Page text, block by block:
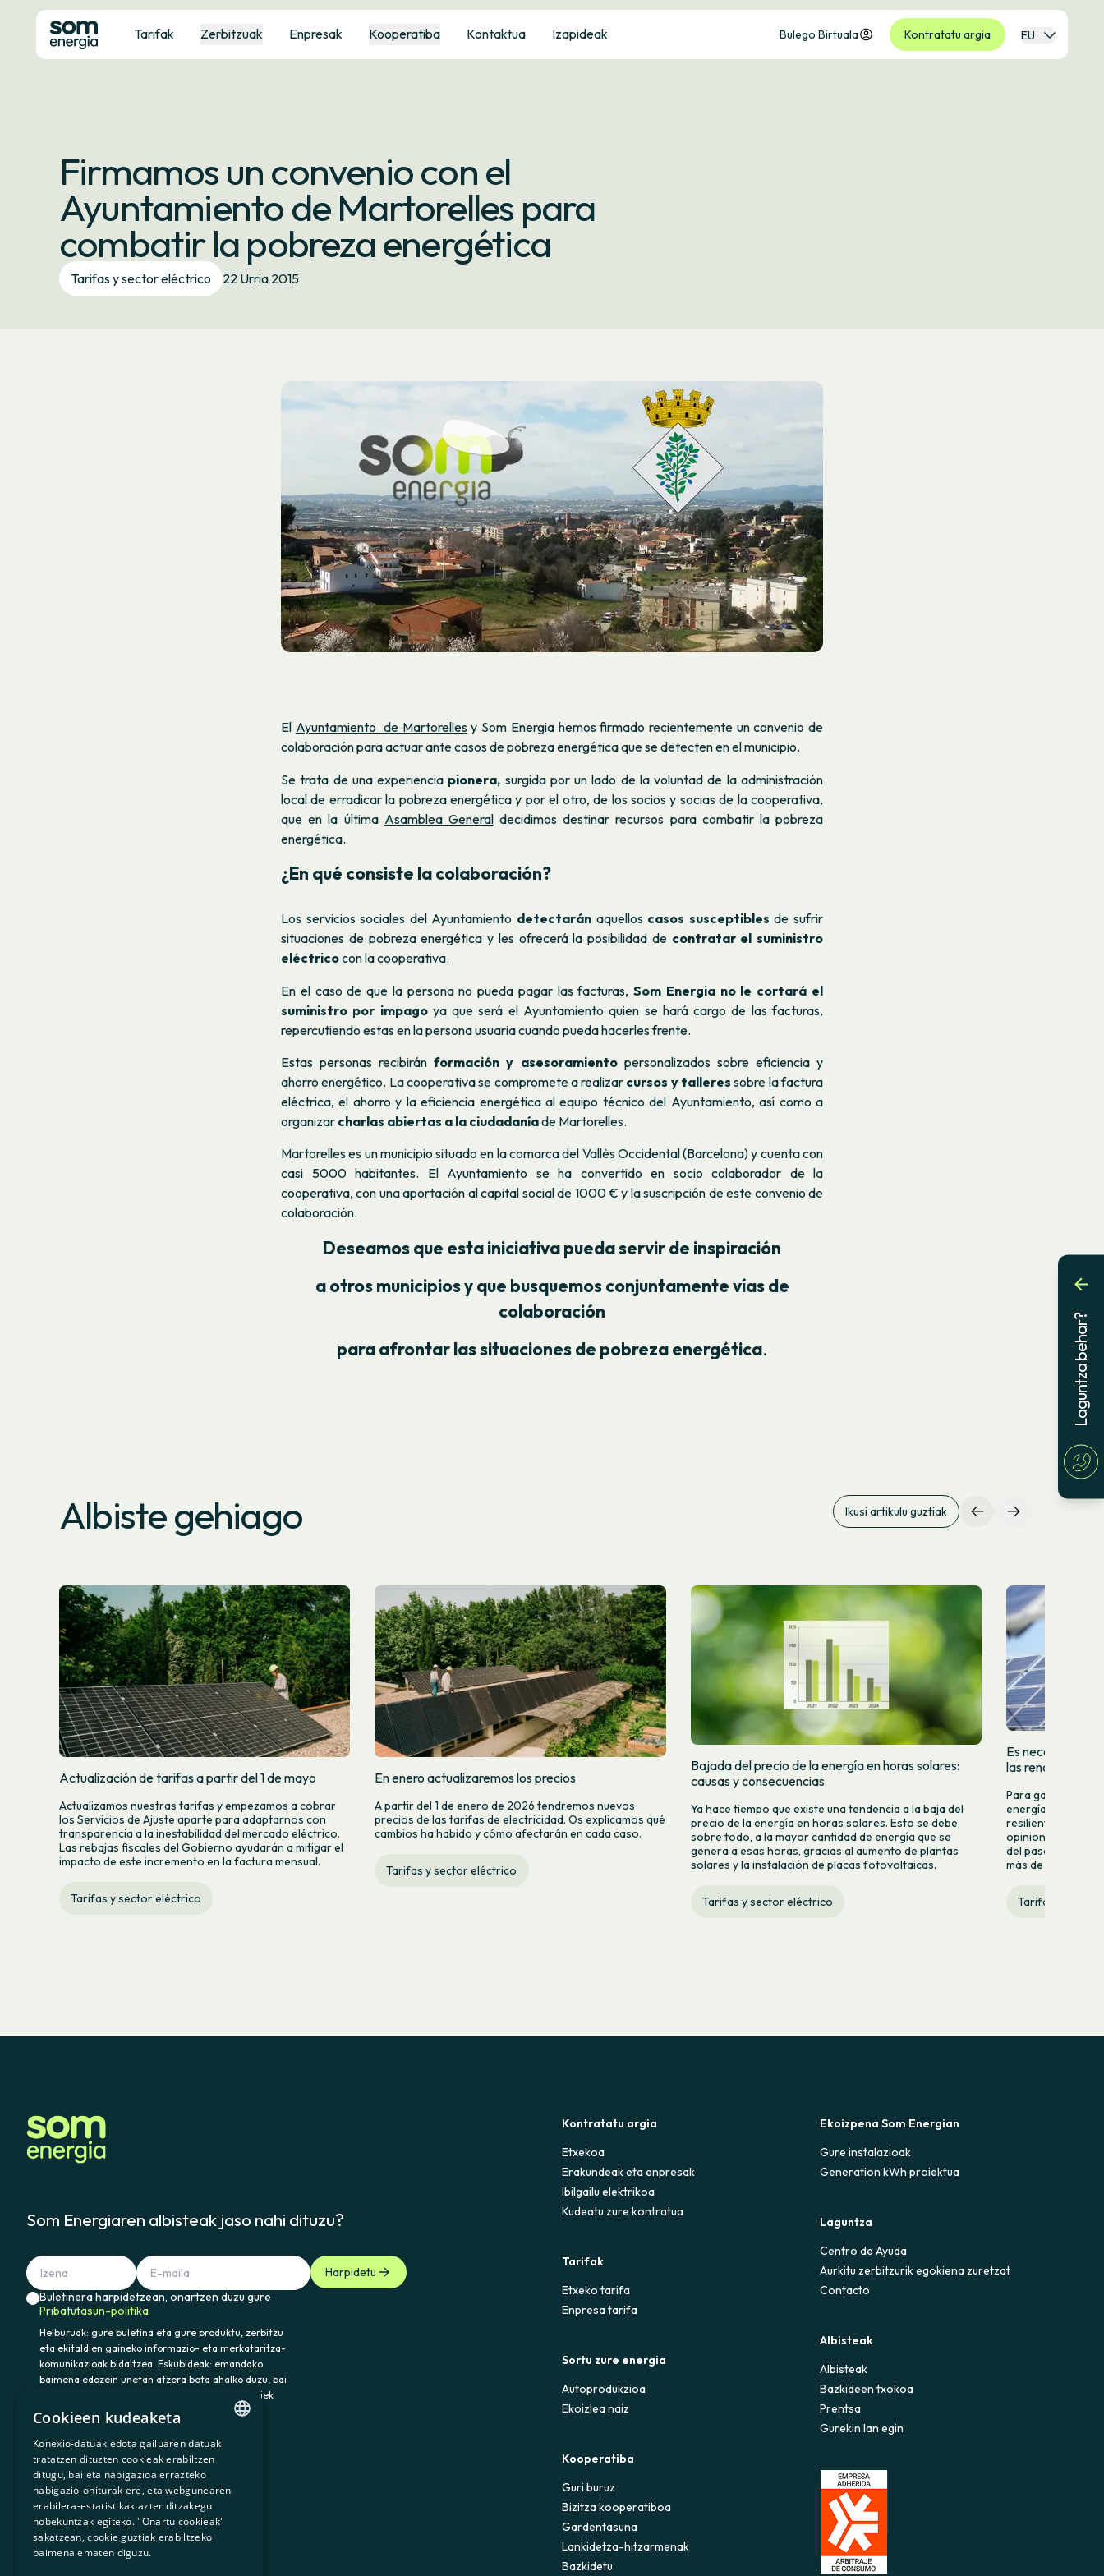
Tarifak Zerbitzuak Enpresak Kooperatiba Kontaktua Izapideak Bulego Birtuala Kontratatu argia EU
Firmamos un convenio con el
Ayuntamiento de Martorelles para
combatir la pobreza energética
Tarifas y sector eléctrico 22 Urria 2015
El Ayuntamiento de Martorellesy Som Energia hemos firmado recientemente un convenio de
colaboración para actuar ante casos de pobreza energética que se detecten en el municipio.
Se trata de una experiencia pionera, surgida por un lado de la voluntad de la administración
local de erradicar la pobreza energética y por el otro, de los socios y socias de la cooperativa,
que en la última Asamblea Generaldecidimos destinar recursos para combatir la pobreza
energética.
¿En qué consiste la colaboración?
Los servicios sociales del Ayuntamiento detectarán aquellos casos susceptibles de sufrir
situaciones de pobreza energética y les ofrecerá la posibilidad de contratar el suministro
eléctricocon la cooperativa.
En el caso de que la persona no pueda pagar las facturas,Som Energia no le cortará el
suministro por impagoya que será el Ayuntamiento quien se hará cargo de las facturas,
repercutiendo estas en la persona usuaria cuando pueda hacerles frente.
Estas personas recibiránformación y asesoramientopersonalizados sobre eficiencia y
ahorro energético. La cooperativa se compromete a realizar cursos y talleres sobre la factura
eléctrica, el ahorro y la eficiencia energética al equipo técnico del Ayuntamiento, así como a
organizar charlas abiertas a la ciudadaníade Martorelles.
Martorelles es un municipio situado en la comarca del Vallès Occidental (Barcelona) y cuenta con
casi 5000 habitantes. El Ayuntamiento se ha convertido en socio colaborador de la
cooperativa, con una aportación al capital social de 1000 € y la suscripción de este convenio de
colaboración.
Deseamos que esta iniciativa pueda servir de inspiración
a otros municipios y que busquemos conjuntamente vías de
colaboración
para afrontar las situaciones de pobreza energética.
Albiste gehiago Ikusi artikulu guztiak
Actualización de tarifas a partir del 1 de mayo
Actualizamos nuestras tarifas y empezamos a cobrar
los Servicios de Ajuste aparte para adaptarnos con
transparencia a la inestabilidad del mercado eléctrico.
Las rebajas fiscales del Gobierno ayudarán a mitigar el
impacto de este incremento en la factura mensual.
Tarifas y sector eléctrico
En enero actualizaremos los precios
A partir del 1 de enero de 2026 tendremos nuevos
precios de las tarifas de electricidad. Os explicamos qué
cambios ha habido y cómo afectarán en cada caso.
Tarifas y sector eléctrico
Bajada del precio de la energía en horas solares:
causas y consecuencias
Ya hace tiempo que existe una tendencia a la baja del
precio de la energía en horas solares. Esto se debe,
sobre todo, a la mayor cantidad de energía que se
genera a esas horas, gracias al aumento de plantas
solares y la instalación de placas fotovoltaicas.
Tarifas y sector eléctrico
Es necesario
las renovables
Para garantizar
energía
resiliente,
opiniones y
del pasado lunes
más de quince
Tarifas y sector
Som Energiaren albisteak jaso nahi dituzu?
Harpidetu
Buletinera harpidetzean, onartzen duzu gure
Pribatutasun-politika
Helburuak: gure buletina eta gure produktu, zerbitzu
eta ekitaldien gaineko informazio- eta merkataritza-
komunikazioak bidaltzea. Eskubideak: emandako
baimena edozein unetan atzera bota ahalko duzu, bai
eta datuak atzitu, zuzendu eta ezabatu ere. Horiek
eta gainerako eskubideak baliatzeko idatzi
somenergia@delegado-datos.com helbidera.
Informazio osagarria: Pribatutasun-politika
900 103 605
Kontratatu argia
Etxekoa
Erakundeak eta enpresak
Ibilgailu elektrikoa
Kudeatu zure kontratua
Tarifak
Etxeko tarifa
Enpresa tarifa
Sortu zure energia
Autoprodukzioa
Ekoizlea naiz
Kooperatiba
Guri buruz
Bizitza kooperatiboa
Gardentasuna
Lankidetza-hitzarmenak
Bazkidetu
Ekoizpena Som Energian
Gure instalazioak
Generation kWh proiektua
Laguntza
Centro de Ayuda
Aurkitu zerbitzurik egokiena zuretzat
Contacto
Albisteak
Albisteak
Bazkideen txokoa
Prentsa
Gurekin lan egin
Laguntza behar?
CATALAN
SPANISH
GL
BASQUE
Cookieen kudeaketa
Konexio-datuak edota gailuaren datuak
tratatzen dituzten cookieak erabiltzen
ditugu, bai eta nabigazioa errazteko
nabigazio-ohiturak ere, eta webgunearen
erabilera-estatistikak azter ditzakegu
hobekuntzak egiteko. "Onartu cookieak"
sakatzean, cookie guztiak erabiltzeko
baimena ematen diguzu.